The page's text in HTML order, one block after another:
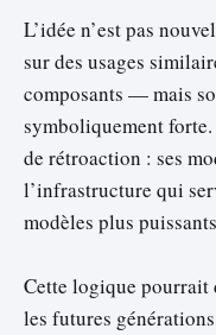
L’idée n’est pas
sur des usages
composants — mais
symboliquement
de rétroaction : ses
l’infrastructure qui
modèles plus
Cette logique pourrait
les futures